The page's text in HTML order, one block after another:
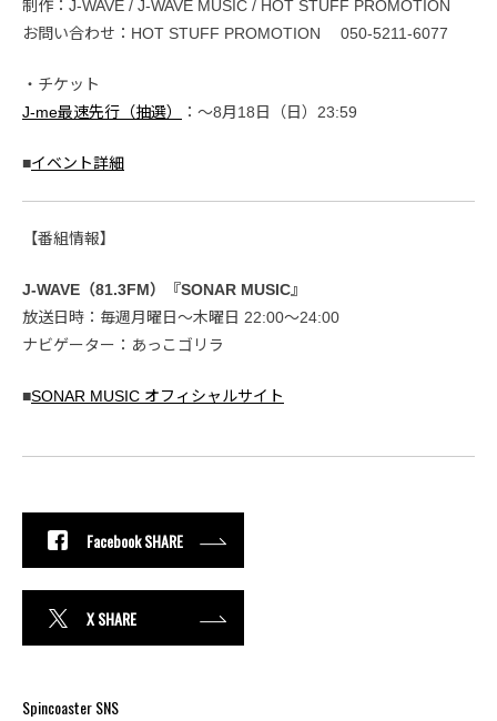
制作：J-WAVE / J-WAVE MUSIC / HOT STUFF PROMOTION
お問い合わせ：HOT STUFF PROMOTION 050-5211-6077
・チケット
J-me最速先行（抽選）
：〜8月18日（日）23:59
■イベント詳細
【番組情報】
J-WAVE（81.3FM）『SONAR MUSIC』
放送日時：毎週月曜日～木曜日 22:00～24:00
ナビゲーター：あっこゴリラ
■SONAR MUSIC オフィシャルサイト
Facebook SHARE
X SHARE
Spincoaster SNS